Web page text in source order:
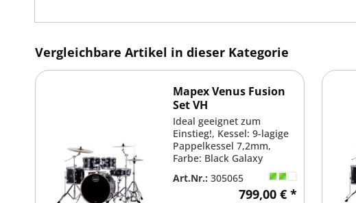
Vergleichbare Artikel in dieser Kategorie
Mapex Venus Fusion
Set VH
Ideal geeignet zum
Einstieg!, Kessel: 9-lagige
Pappelkessel 7,2mm,
Farbe: Black Galaxy
Sparkle #VH, Bass Drum:
20'' x...
Art.Nr.: 305065
799,00 € *